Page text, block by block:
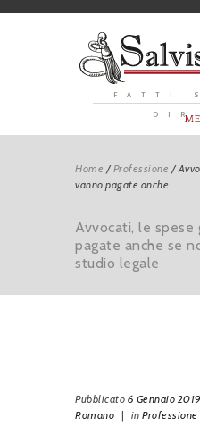
FATTI
Home /Professione /
vanno pagate anche...
Avvocati, le spese
pagate anche se
studio legale
Pubblicato 6 Gennaio 2019
Romano | in Professione